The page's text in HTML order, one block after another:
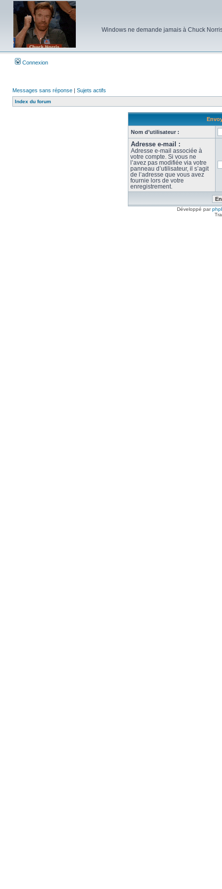
Windows ne demande jamais à Chuck
Connexion
Messages sans réponse | Sujets actifs
Index du forum
Nom d’utilisateur :
Adresse e-mail :
Adresse e-mail associée à
votre compte. Si vous ne
l’avez pas modifiée via votre
panneau d’utilisateur, il s’agit
de l’adresse que vous avez
fournie lors de votre
enregistrement.
Développé par